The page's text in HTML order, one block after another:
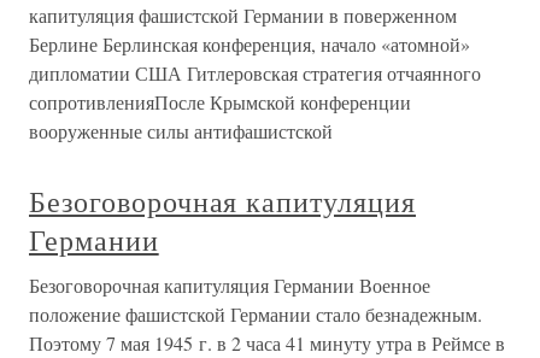
капитуляция фашистской Германии в поверженном
Берлине Берлинская конференция, начало «атомной»
дипломатии США Гитлеровская стратегия отчаянного
сопротивленияПосле Крымской конференции
вооруженные силы антифашистской
Безоговорочная капитуляция
Германии
Безоговорочная капитуляция Германии Военное
положение фашистской Германии стало безнадежным.
Поэтому 7 мая 1945 г. в 2 часа 41 минуту утра в Реймсе в